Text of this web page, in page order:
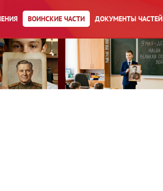
ВОИНСКИЕ ЧАСТИ ДОКУМЕНТЫ ЧАСТЕЙ